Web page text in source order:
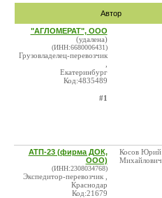
Автор
"АГЛОМЕРАТ", ООО
(удалена)
(ИНН:6680006431)
Грузовладелец-перевозчик
Екатеринбург
Код:4835489
#1
АТП-23 (фирма ДОК,
ООО)
(ИНН:2308034768)
Экспедитор-перевозчик ,
Краснодар
Код:21679
Косов Юрий
Михайлович